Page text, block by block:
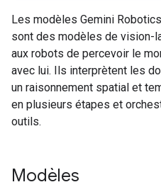
Les modèles Gemini
sont des modèles de vision-
aux robots de percevoir le
avec lui. Ils interprètent les
un raisonnement spatial et
en plusieurs étapes et
outils.
Modèles